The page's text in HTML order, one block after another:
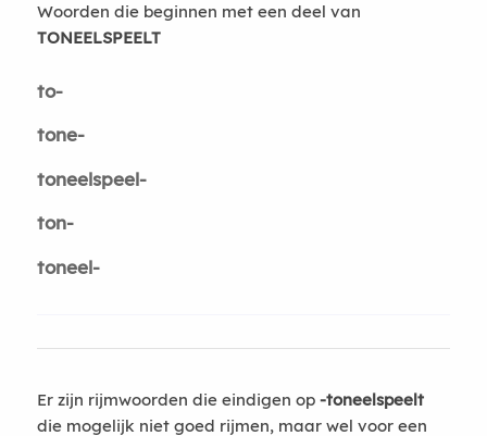
Woorden die beginnen met een deel van
TONEELSPEELT
to-
tone-
toneelspeel-
ton-
toneel-
Er zijn rijmwoorden die eindigen op -toneelspeelt
die mogelijk niet goed rijmen, maar wel voor een